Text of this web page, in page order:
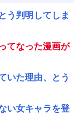
う判明してしま
てなった漫画が
いた理由、とう
い女キャラを登